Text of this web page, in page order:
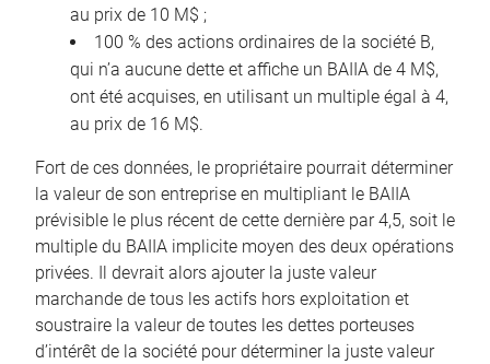
au prix de 10 M$ ;
100 % des actions ordinaires de la société B,
qui n’a aucune dette et affiche un BAIIA de 4 M$,
ont été acquises, en utilisant un multiple égal à 4,
au prix de 16 M$.
Fort de ces données, le propriétaire pourrait déterminer
la valeur de son entreprise en multipliant le BAIIA
prévisible le plus récent de cette dernière par 4,5, soit le
multiple du BAIIA implicite moyen des deux opérations
privées. Il devrait alors ajouter la juste valeur
marchande de tous les actifs hors exploitation et
soustraire la valeur de toutes les dettes porteuses
d’intérêt de la société pour déterminer la juste valeur